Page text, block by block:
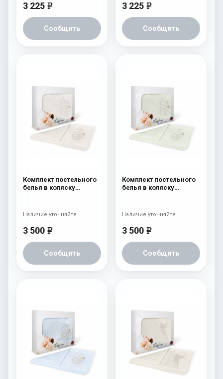
3 225 e
Сообщить
3 225 e
Сообщить
Комплект постельного
белья в коляску
3 500 e
Сообщить
Наличие уточняйте
Комплект постельного
белья в коляску
Ментол
3 500 e
Сообщить
Наличие уточняйте